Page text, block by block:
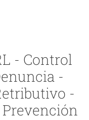
- Control
-
-